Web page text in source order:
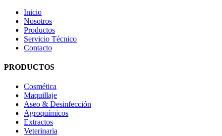
Inicio
Nosotros
Productos
Servicio Técnico
Contacto
PRODUCTOS
Cosmética
Maquillaje
Aseo & Desinfección
Agroquímicos
Extractos
Veterinaria